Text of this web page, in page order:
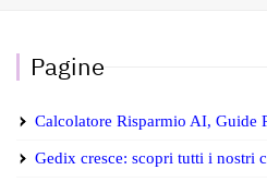
Pagine
Calcolatore Risparmio AI, Guide
Gedix cresce: scopri tutti i nostri